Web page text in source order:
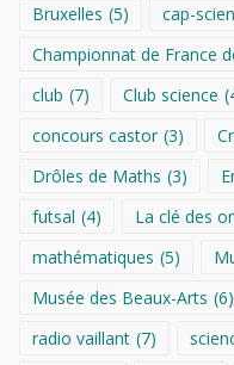
Bruxelles (5) cap-
Championnat de France
club (7) Club science
concours castor (3)
Drôles de Maths (3)
futsal (4) La clé des
mathématiques (5)
Musée des Beaux-Arts (6)
radio vaillant (7)